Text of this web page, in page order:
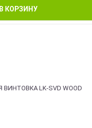
В КОРЗИНУ